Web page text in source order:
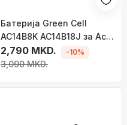
Батерија Green Cell
AC14B8K AC14B18J за Acer
Aspire E 11 ES1-111M ES1-131
E 15 ES1-512 Chromebook 11
2,790 MKD.
3,090 MKD.
-10%